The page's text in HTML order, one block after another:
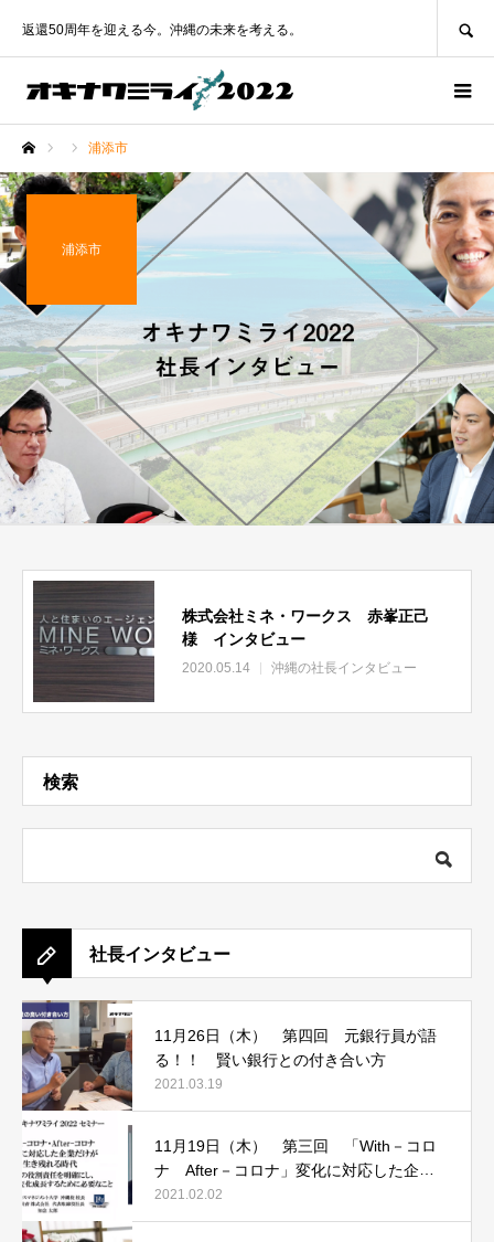
返還50周年を迎える今。沖縄の未来を考える。
浦添市
浦添市
株式会社ミネ・ワークス 赤峯正己
様 インタビュー
2020.05.14 沖縄の社長インタビュー
検索
社長インタビュー
11月26日（木） 第四回 元銀行員が語
る！！ 賢い銀行との付き合い方
2021.03.19
11月19日（木） 第三回 「With－コロ
ナ After－コロナ」変化に対応した企業
だけが生き残れる時代
2021.02.02